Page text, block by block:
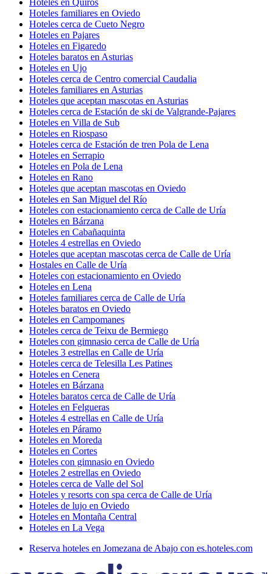
Hoteles familiares en Oviedo
Hoteles cerca de Cueto Negro
Hoteles en Pajares
Hoteles en Figaredo
Hoteles baratos en Asturias
Hoteles en Ujo
Hoteles cerca de Centro comercial Caudalia
Hoteles familiares en Asturias
Hoteles que aceptan mascotas en Asturias
Hoteles cerca de Estación de ski de Valgrande-Pajares
Hoteles en Villa de Sub
Hoteles en Riospaso
Hoteles cerca de Estación de tren Pola de Lena
Hoteles en Serrapio
Hoteles en Pola de Lena
Hoteles en Rano
Hoteles que aceptan mascotas en Oviedo
Hoteles en San Miguel del Río
Hoteles con estacionamiento cerca de Calle de Uría
Hoteles en Bárzana
Hoteles en Cabañaquinta
Hoteles 4 estrellas en Oviedo
Hoteles que aceptan mascotas cerca de Calle de Uría
Hostales en Calle de Uría
Hoteles con estacionamiento en Oviedo
Hoteles en Lena
Hoteles familiares cerca de Calle de Uría
Hoteles baratos en Oviedo
Hoteles en Campomanes
Hoteles cerca de Teixu de Bermiego
Hoteles con gimnasio cerca de Calle de Uría
Hoteles 3 estrellas en Calle de Uría
Hoteles cerca de Telesilla Les Patines
Hoteles en Cenera
Hoteles en Bárzana
Hoteles baratos cerca de Calle de Uría
Hoteles en Felgueras
Hoteles 4 estrellas en Calle de Uría
Hoteles en Páramo
Hoteles en Moreda
Hoteles en Cortes
Hoteles con gimnasio en Oviedo
Hoteles 2 estrellas en Oviedo
Hoteles cerca de Valle del Sol
Hoteles y resorts con spa cerca de Calle de Uría
Hoteles de lujo en Oviedo
Hoteles en Montaña Central
Hoteles en La Vega
Reserva hoteles en Jomezana de Abajo con es.hoteles.com